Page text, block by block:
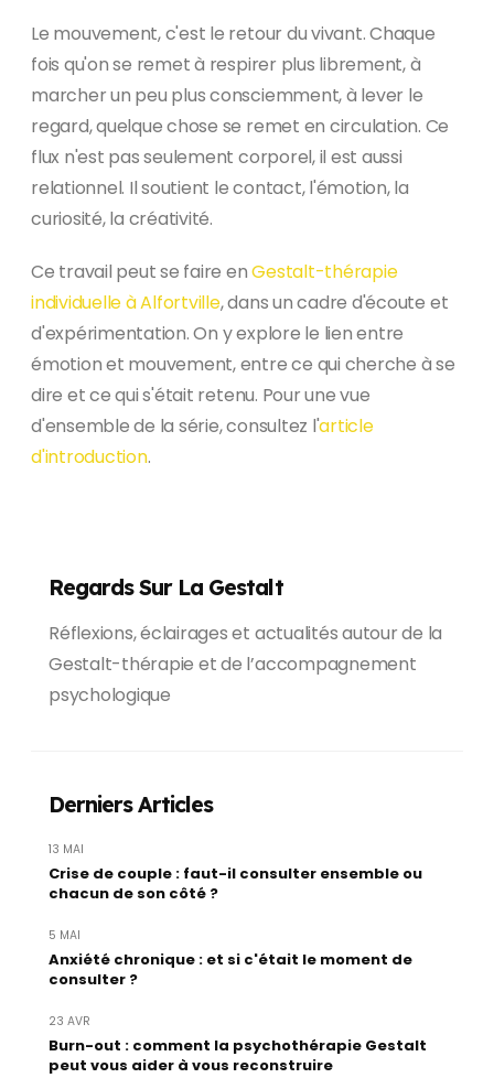
Le mouvement, c'est le retour du vivant. Chaque
fois qu'on se remet à respirer plus librement, à
marcher un peu plus consciemment, à lever le
regard, quelque chose se remet en circulation. Ce
flux n'est pas seulement corporel, il est aussi
relationnel. Il soutient le contact, l'émotion, la
curiosité, la créativité.
Ce travail peut se faire enGestalt-thérapie
individuelle à Alfortville, dans un cadre d'écoute et
d'expérimentation. On y explore le lien entre
émotion et mouvement, entre ce qui cherche à se
dire et ce qui s'était retenu. Pour une vue
d'ensemble de la série, consultez l'article
d'introduction.
Regards Sur La Gestalt
Réflexions, éclairages et actualités autour de la
Gestalt-thérapie et de l’accompagnement
psychologique
Derniers Articles
13 MAI
Crise de couple : faut-il consulter ensemble ou
chacun de son côté ?
5 MAI
Anxiété chronique : et si c'était le moment de
consulter ?
23 AVR
Burn-out : comment la psychothérapie Gestalt
peut vous aider à vous reconstruire